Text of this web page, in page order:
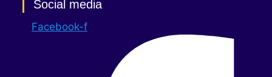
Social media
Facebook-f